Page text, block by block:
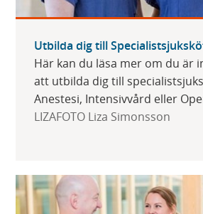
Utbilda dig till
Här kan du läsa mer om du är
att utbilda dig till
Anestesi, Intensivvård eller
LIZAFOTO Liza Simonsson